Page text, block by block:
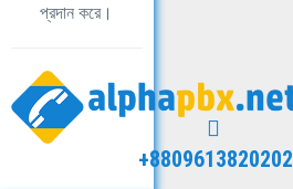
প্রদান করে।
+8809613820202